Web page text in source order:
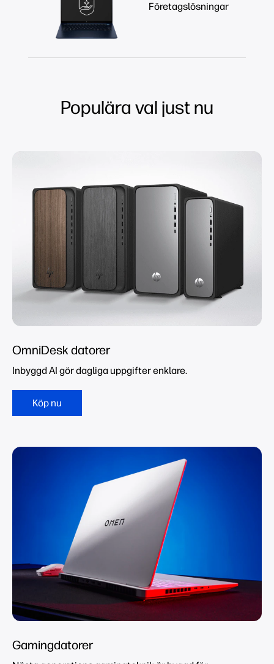
Företagslösningar
Populära val just nu
OmniDesk datorer
Inbyggd AI gör dagliga uppgifter enklare.
Köp nu
Gamingdatorer